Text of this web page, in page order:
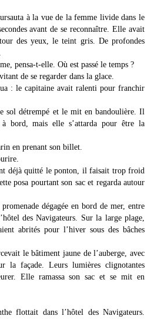
à la vue de la femme livide dans le
avant de se reconnaître. Elle avait
des yeux, le teint gris. De profondes
pensa-t-elle. Où est passé le temps ?
de se regarder dans la glace.
: le capitaine avait ralenti pour franchir
sol détrempé et le mit en bandoulière. Il
bord, mais elle s’attarda pour être la
en prenant son billet.
déjà quitté le ponton, il faisait trop froid
posa pourtant son sac et regarda autour
dégagée en bord de mer, entre
des Navigateurs. Sur la large plage,
abrités pour l’hiver sous des bâches
le bâtiment jaune de l’auberge, avec
la façade. Leurs lumières clignotantes
Elle ramassa son sac et se mit en
flottait dans l’hôtel des Navigateurs.